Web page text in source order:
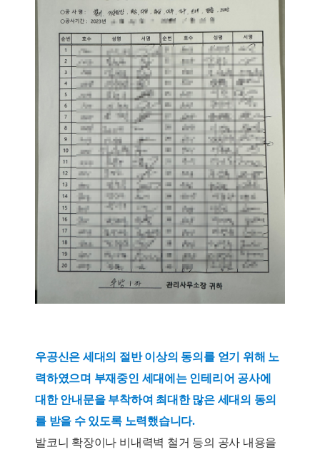
우공신은 세대의 절반 이상의 동의를 얻기 위해 노
력하였으며 부재중인 세대에는 인테리어 공사에
대한 안내문을 부착하여 최대한 많은 세대의 동의
를 받을 수 있도록 노력했습니다.
발코니 확장이나 비내력벽 철거 등의 공사 내용을